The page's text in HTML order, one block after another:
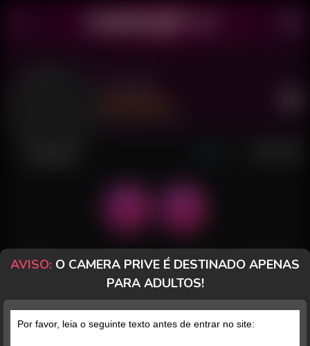
POSTS FANCLUB PAGOS AVALIAÇÕES
Posts (69) Fotos (59) Vídeos (4)
AVISO: O CAMERA PRIVE É DESTINADO APENAS
PARA ADULTOS!
Por favor, leia o seguinte texto antes de entrar no site: